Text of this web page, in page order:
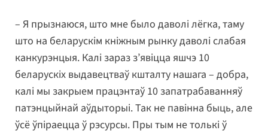
– Я прызнаюся, што мне было даволі лёгка, таму
што на беларускім кніжным рынку даволі слабая
канкурэнцыя. Калі зараз з’явіцца яшчэ 10
беларускіх выдавецтваў кшталту нашага – добра,
калі мы закрыем працэнтаў 10 запатрабаванняў
патэнцыйнай аўдыторыі. Так не павінна быць, але
ўсё ўпіраецца ў рэсурсы. Пры тым не толькі ў